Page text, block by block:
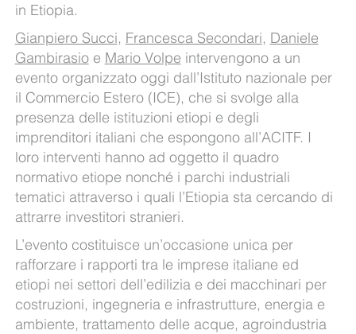
in Etiopia.
Gianpiero Succi, Francesca Secondari, Daniele
Gambirasioe Mario Volpe intervengono a un
evento organizzato oggi dall’Istituto nazionale per
il Commercio Estero (ICE), che si svolge alla
presenza delle istituzioni etiopi e degli
imprenditori italiani che espongono all’ACITF. I
loro interventi hanno ad oggetto il quadro
normativo etiope nonché i parchi industriali
tematici attraverso i quali l’Etiopia sta cercando di
attrarre investitori stranieri.
L’evento costituisce un’occasione unica per
rafforzare i rapporti tra le imprese italiane ed
etiopi nei settori dell’edilizia e dei macchinari per
costruzioni, ingegneria e infrastrutture, energia e
ambiente, trattamento delle acque, agroindustria